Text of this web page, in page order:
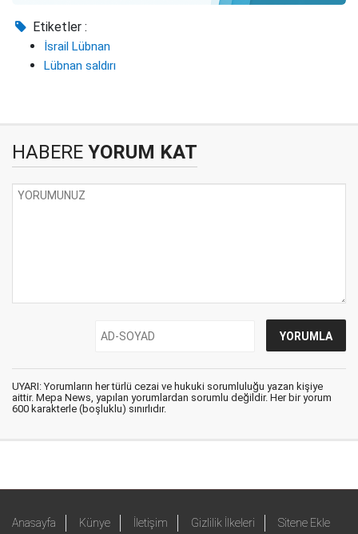
Etiketler :
İsrail Lübnan
Lübnan saldırı
HABERE YORUM KAT
UYARI: Yorumların her türlü cezai ve hukuki sorumluluğu yazan kişiye
aittir. Mepa News, yapılan yorumlardan sorumlu değildir. Her bir yorum
600 karakterle (boşluklu) sınırlıdır.
Anasayfa Künye İletişim Gizlilik İlkeleri Sitene Ekle